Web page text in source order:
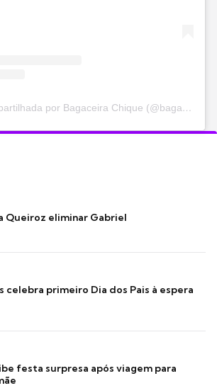
Uma publicação partilhada por Bagaceira Chique (@bagaceirachique)
Queiroz eliminar Gabriel
celebra primeiro Dia dos Pais à espera
festa surpresa após viagem para